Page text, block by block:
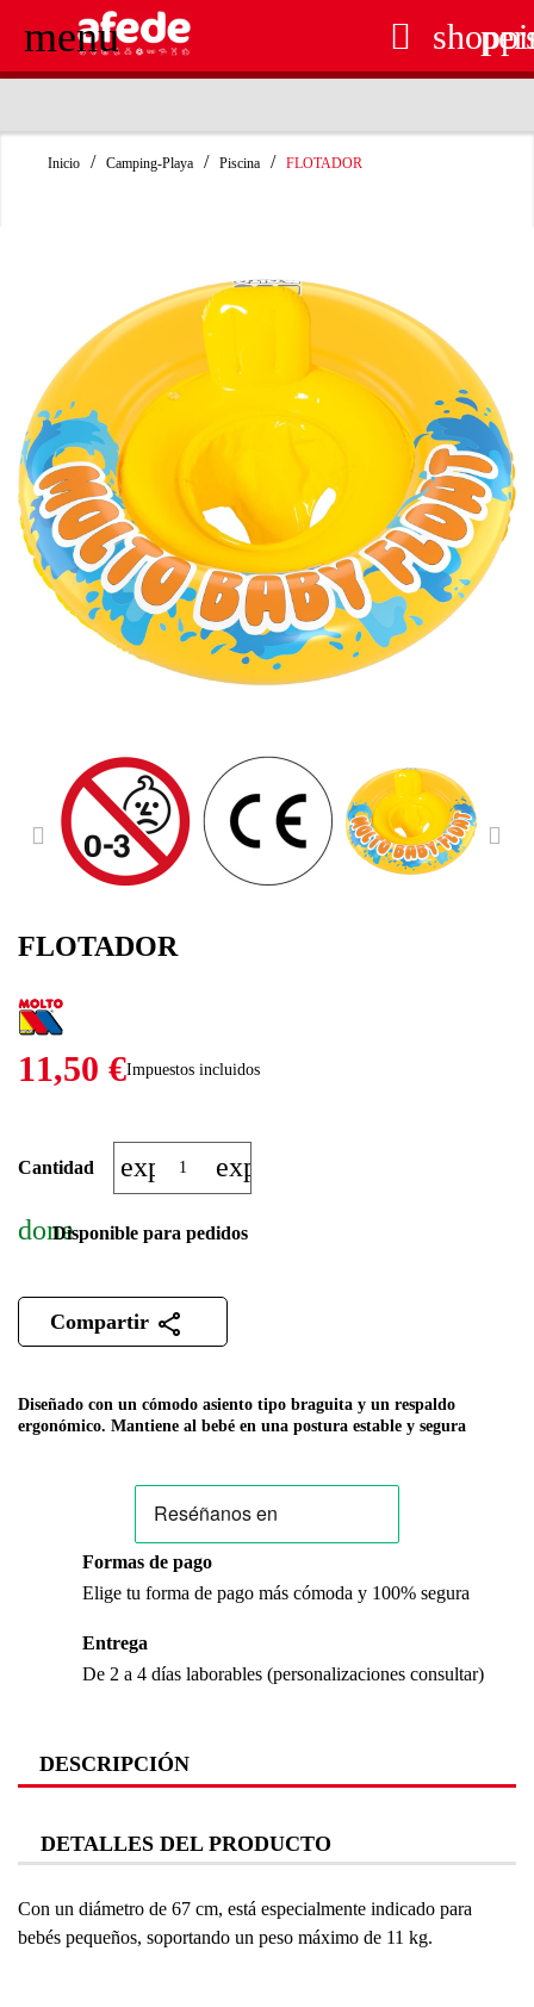
menu 
Inicio Camping-Playa Piscina FLOTADOR
FLOTADOR
PREVIOUS
11,50 €Impuestos incluidos
Diseñado con un cómodo asiento tipo braguita y un respaldo
ergonómico. Mantiene al bebé en una postura estable y segura
Cantidad expand_moreexpand_less
doneDisponible para pedidos
Compartir
Formas de pago
Elige tu forma de pago más cómoda y 100% segura
Entrega
De 2 a 4 días laborables (personalizaciones consultar)
DESCRIPCIÓN
DETALLES DEL PRODUCTO
Con un diámetro de 67 cm, está especialmente indicado para
bebés pequeños, soportando un peso máximo de 11 kg.